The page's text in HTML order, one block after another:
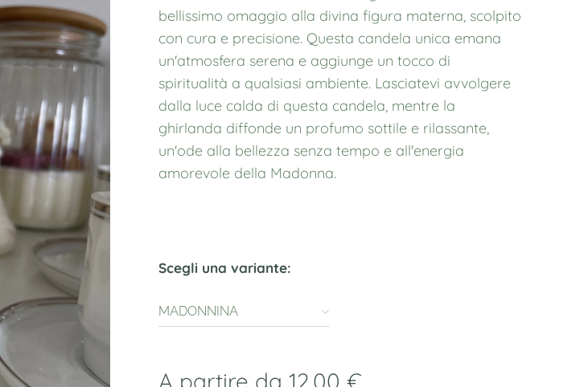
bellissimo omaggio alla divina figura materna, scolpito
con cura e precisione. Questa candela unica emana
un'atmosfera serena e aggiunge un tocco di
spiritualità a qualsiasi ambiente. Lasciatevi avvolgere
dalla luce calda di questa candela, mentre la
ghirlanda diffonde un profumo sottile e rilassante,
un'ode alla bellezza senza tempo e all'energia
amorevole della Madonna.
Scegli una variante:
MADONNINA
A partire da12,00 €